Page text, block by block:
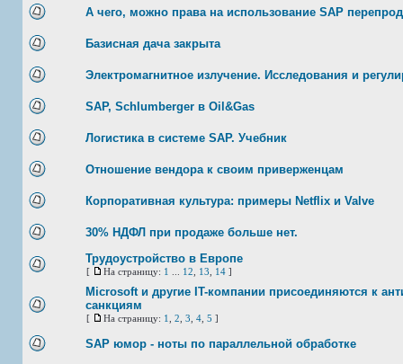
А чего, можно права на использование SAP
Базисная дача закрыта
Электромагнитное излучение. Исследования и
SAP, Schlumberger в Oil&Gas
Логистика в системе SAP. Учебник
Отношение вендора к своим приверженцам
Корпоративная культура: примеры Netflix и Valve
30% НДФЛ при продаже больше нет.
Трудоустройство в Европе
[ На страницу: 1 12 13 14 ]
Microsoft и другие IT-компании присоединяются к
санкциям
[ На страницу: 1 2 3 4 5 ]
SAP юмор - ноты по параллельной обработке